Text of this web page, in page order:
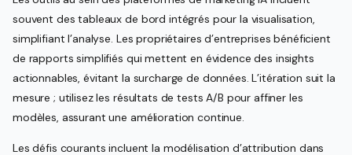
souvent des tableaux de bord intégrés pour la visualisation,
simplifiant l’analyse. Les propriétaires d’entreprises bénéficient
de rapports simplifiés qui mettent en évidence des insights
actionnables, évitant la surcharge de données. L’itération suit la
mesure ; utilisez les résultats de tests A/B pour affiner les
modèles, assurant une amélioration continue.
Les défis courants incluent la modélisation d’attribution dans